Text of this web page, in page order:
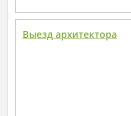
Выезд архитектора